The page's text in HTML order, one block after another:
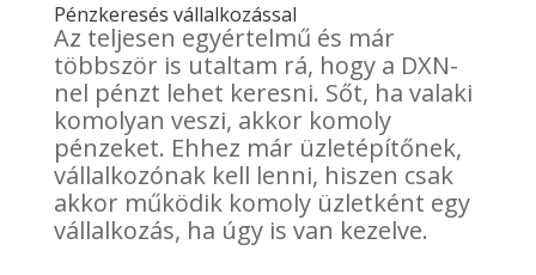
Pénzkeresés vállalkozással
Az teljesen egyértelmű és már
többször is utaltam rá, hogy a DXN-
nel pénzt lehet keresni. Sőt, ha valaki
komolyan veszi, akkor komoly
pénzeket. Ehhez már üzletépítőnek,
vállalkozónak kell lenni, hiszen csak
akkor működik komoly üzletként egy
vállalkozás, ha úgy is van kezelve.